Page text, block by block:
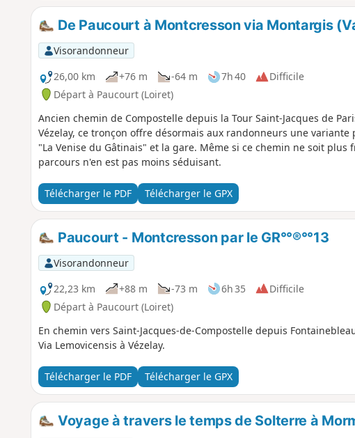
De Paucourt à Montcresson via Montargis
Visorandonneur
26,00 km
+76 m -64 m 7h 40
Difficile
Départ à Paucourt (Loiret)
Ancien chemin de Compostelle depuis la Tour Saint-Jacques de
Vézelay, ce tronçon offre désormais aux randonneurs une
"La Venise du Gâtinais" et la gare. Même si ce chemin ne soit plus
parcours n'en est pas moins séduisant.
Télécharger le PDF Télécharger le GPX
Paucourt - Montcresson par le GR°°®°°13
Visorandonneur
22,23 km
+88 m -73 m 6h 35
Difficile
Départ à Paucourt (Loiret)
En chemin vers Saint-Jacques-de-Compostelle depuis
Via Lemovicensis à Vézelay.
Télécharger le PDF Télécharger le GPX
Voyage à travers le temps de Solterre à